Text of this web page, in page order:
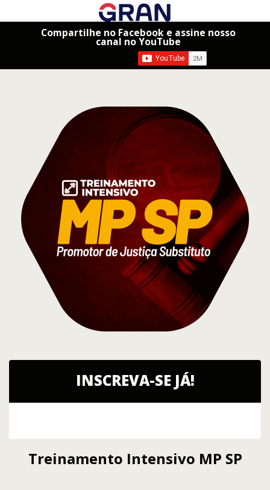
Compartilhe no Facebook e assine nosso
canal no YouTube
INSCREVA-SE JÁ!
Treinamento Intensivo MP SP